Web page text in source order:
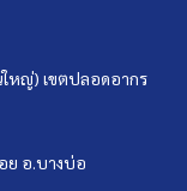
ใหญ่) เขตปลอดอากร
ย อ.บางบ่อ